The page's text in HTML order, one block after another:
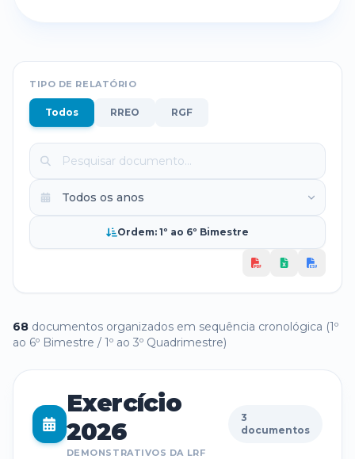
TIPO DE RELATÓRIO
Todos RREO RGF
Ordem: 1º ao 6º Bimestre
68 documentos organizados em sequência cronológica (1º
ao 6º Bimestre / 1º ao 3º Quadrimestre)
Exercício
2026
DEMONSTRATIVOS DA LRF
3
documentos